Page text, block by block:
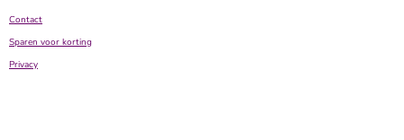
Contact
Sparen voor korting
Privacy